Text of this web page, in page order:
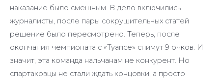
наказание было смешным. В дело включились
журналисты, после пары сокрушительных статей
решение было пересмотрено. Теперь, после
окончания чемпионата с «Туапсе» снимут 9 очков. И
значит, эта команда нальчанам не конкурент. Но
спартаковцы не стали ждать концовки, а просто